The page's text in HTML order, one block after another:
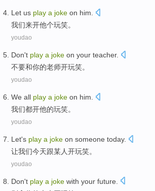
Let us play a joke on him.
我们来开他个玩笑。
youdao
Don't play a joke on your teacher.
不要和你的老师开玩笑。
youdao
We all play a joke on him
我们都开他的玩笑。
youdao
Let's play a joke on someone today.
让我们今天跟某人开玩笑。
youdao
Don't play a joke with your future